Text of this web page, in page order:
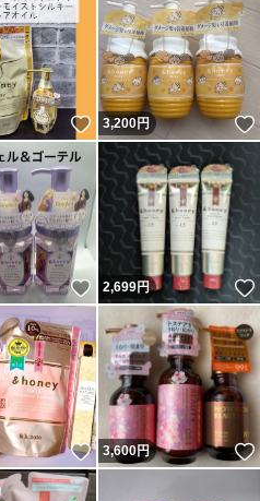
いいね！
3,200円
いいね！
2,699円
いいね！
3,600円